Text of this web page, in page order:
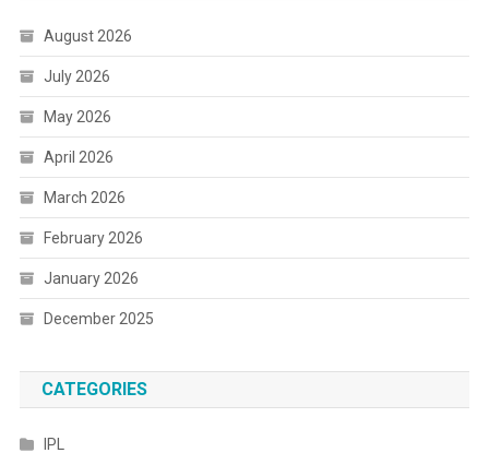
August 2026
July 2026
May 2026
April 2026
March 2026
February 2026
January 2026
December 2025
CATEGORIES
IPL